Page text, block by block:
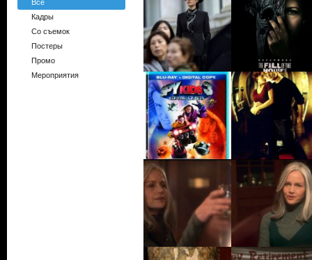
Все
Кадры
Со съемок
Постеры
Промо
Мероприятия